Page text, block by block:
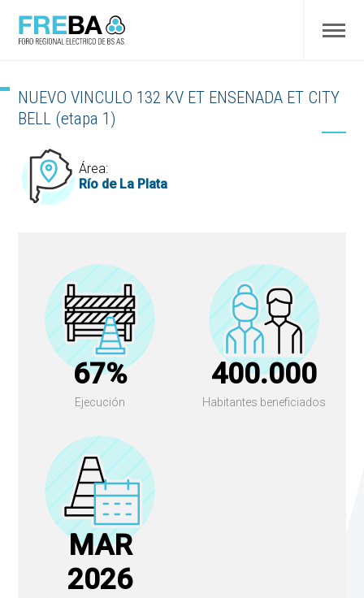
NUEVO VINCULO 132 KV ET ENSENADA ET CITY
BELL (etapa 1)
Área:
Río de La Plata
67%
Ejecución
400.000
Habitantes beneficiados
MAR
2026